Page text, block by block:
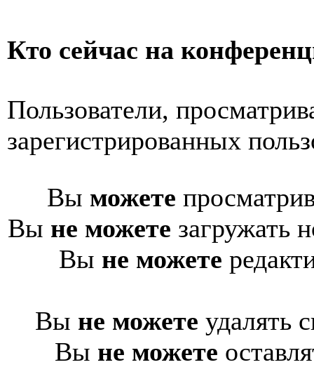
Кто сейчас на
Пользователи,
зарегистрированных
Вы можете
Вы не можете загружать
Вы не можете
Вы не можете удалять
Вы не можете